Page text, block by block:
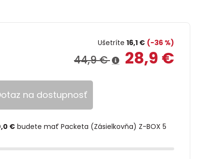
Ušetríte16,1 € (-36 %)
44,9 € 28,9 €
na dostupnosť
€budete mať Packeta (Zásielkovňa) Z-BOX 5